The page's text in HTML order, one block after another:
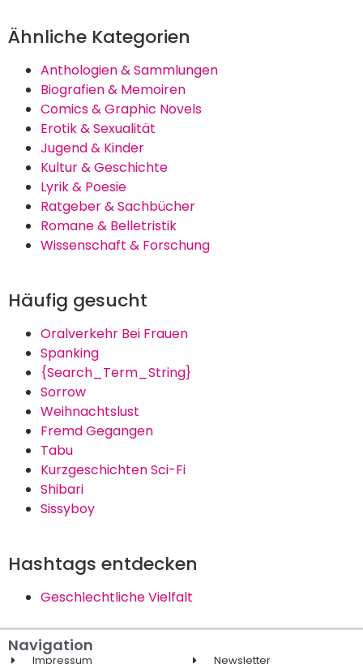
Ähnliche Kategorien
Anthologien & Sammlungen
Biografien & Memoiren
Comics & Graphic Novels
Erotik & Sexualität
Jugend & Kinder
Kultur & Geschichte
Lyrik & Poesie
Ratgeber & Sachbücher
Romane & Belletristik
Wissenschaft & Forschung
Häufig gesucht
Oralverkehr Bei Frauen
Spanking
{Search_Term_String}
Sorrow
Weihnachtslust
Fremd Gegangen
Tabu
Kurzgeschichten Sci-Fi
Shibari
Sissyboy
Hashtags entdecken
Geschlechtliche Vielfalt
Navigation
Impressum Newsletter